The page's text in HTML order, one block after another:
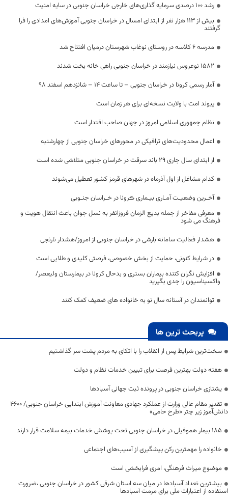
رشد ۱۰۰ درصدی سرمایه گذاری‌های خارجی خراسان جنوبی در سایه امنیت
بیش از ۱۱۳ هزار نفر از ابتدای امسال در خراسان جنوبی آموزش‌های امدادی را فرا
گرفتند
مدرسه ۶ کلاسه در روستای نوغاب شهرستان درمیان افتتاح شد
۱۵۸۲ نوعروس نیازمند در خراسان جنوبی راهی خانه بخت شدند
آمار رسمی کرونا در خراسان جنوبی – تا ساعت ۱۴ – شانزدهم اسفند 98
پیوند امت با ولایت نسخه‌ای برای هر زمان است
نظام جمهوری اسلامی امروز در جهان صاحب اقتدار است
اعمال محدودیت‌های ترافیکی در محورهای خراسان جنوبی از چهارشنبه
از ابتدای سال جاری ۲۹ باند سرقت در خراسان جنوبی متلاشی شده است
کدام مشاغل از اول آذرماه در شهرهای قرمز کشور تعطیل می‌شوند
آخـرین وضعیـت آمـاری بیـماری ڪرونا در خـراسان جنـوبی
معرفی مفاخر از جمله بدیع الزمان فروزانفر به نسل جوان باعث انتقال هویت و
فرهنگ می شود
هشدار فعالیت سامانه بارشی در خراسان جنوبی از امروز/هشدار نارنجی
در شرایط کنونی، حمایت از بخش خصوصی، فرصتی کلیدی و طلایی است
افزایش نگران کننده بیماران بستری و بدحال کرونا در بیمارستان ولیعصر/
واکسیناسیون را جدی بگیرید
توانمندان در آستانه سال نو به خانواده های ضعیف کمک کنند
پربحث ترین ها
سخت‌ترین شرایط پس از انقلاب را با اتکای به مردم پشت سر گذاشتیم
هفته دولت بهترین فرصت برای تبیین خدمات نظام و دولت
یشتازی خراسان جنوبی در پرونده ثبت جهانی آسبادها
تقدیر مقام عالی وزارت از عملکرد جهادی معاونت آموزش ابتدایی خراسان جنوبی/ ۴۶۰۰
دانش‌آموز زیر چتر «طرح حامی»
۱۸۵ بیمار هموفیلی در خراسان جنوبی تحت پوشش خدمات بیمه سلامت قرار دارند
خانواده را مهمترین رکن پیشگیری از آسیب‌های اجتماعی
موضوع میراث فرهنگی، امری فرابخشی است
بیشترین تعداد آسبادها در میان سه استان شرقی کشور در خراسان جنوبی ،ضرورت
استفاده از اعتبارات ملی برای مرمت آسبادها